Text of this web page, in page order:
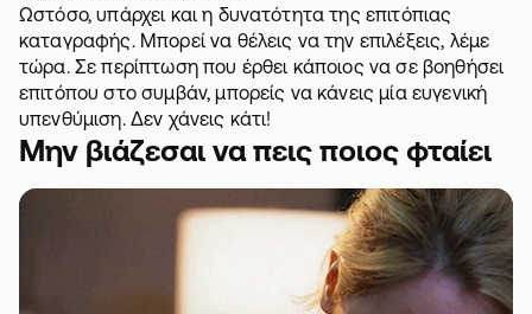
Ωστόσο, υπάρχει και η δυνατότητα της επιτόπιας
καταγραφής. Μπορεί να θέλεις να την επιλέξεις, λέμε
τώρα. Σε περίπτωση που έρθει κάποιος να σε βοηθήσει
επιτόπου στο συμβάν, μπορείς να κάνεις μία ευγενική
υπενθύμιση. Δεν χάνεις κάτι!
Μην βιάζεσαι να πεις ποιος φταίει